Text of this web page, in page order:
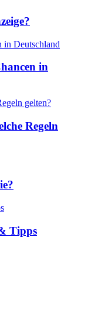
in
Regeln
Tipps